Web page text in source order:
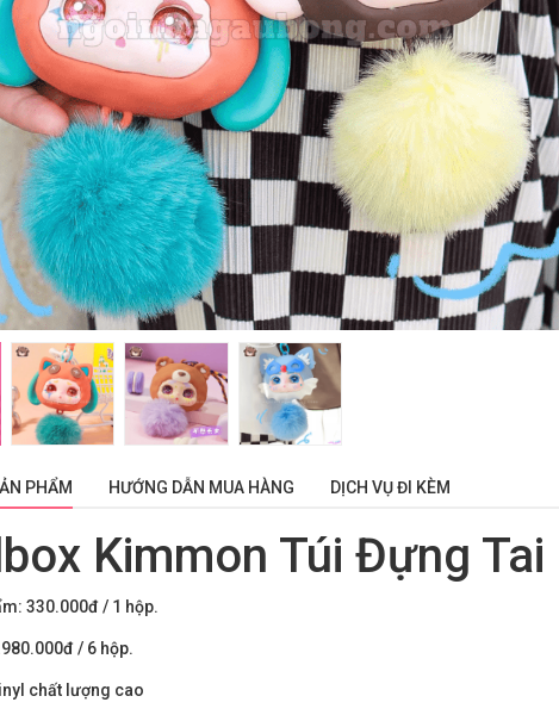
PHẨM HƯỚNG DẪN MUA HÀNG DỊCH VỤ ĐI KÈM
Kimmon Túi Đựng Tai
330.000đ / 1 hộp.
/ 6 hộp.
chất lượng cao